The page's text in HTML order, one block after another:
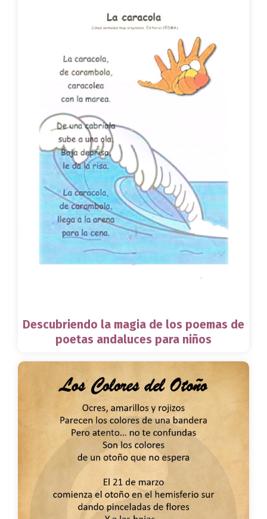
Descubriendo la magia de los poemas de
poetas andaluces para niños